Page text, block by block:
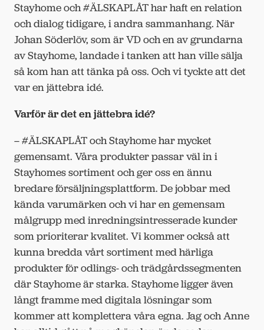
Stayhome och #ÄLSKAPLÅT har haft en relation
och dialog tidigare, i andra sammanhang. När
Johan Söderlöv, som är VD och en av grundarna
av Stayhome, landade i tanken att han ville sälja
så kom han att tänka på oss. Och vi tyckte att det
var en jättebra idé.
Varför är det en jättebra idé?
– #ÄLSKAPLÅT och Stayhome har mycket
gemensamt. Våra produkter passar väl in i
Stayhomes sortiment och ger oss en ännu
bredare försäljningsplattform. De jobbar med
kända varumärken och vi har en gemensam
målgrupp med inredningsintresserade kunder
som prioriterar kvalitet. Vi kommer också att
kunna bredda vårt sortiment med härliga
produkter för odlings- och trädgårdssegmenten
där Stayhome är starka. Stayhome ligger även
långt framme med digitala lösningar som
kommer att komplettera våra egna. Jag och Anne